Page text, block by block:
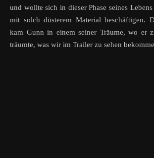
und wollte sich in dieser Phase seines
mit solch düsterem Material beschäftigen.
kam Gunn in einem seiner Träume, wo er
träumte, was wir im Trailer zu sehen